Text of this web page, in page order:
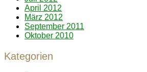
April 2012
März 2012
September 2011
Oktober 2010
Kategorien